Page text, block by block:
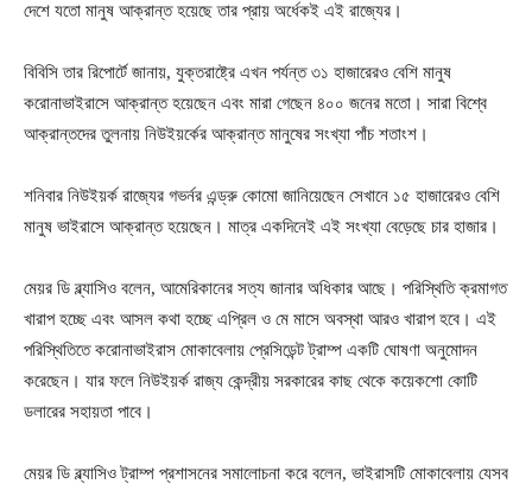
দেশে যতো মানুষ আক্রান্ত হয়েছে তার প্রায় অর্ধেকই এই রাজ্যের।
বিবিসি তার রিপোর্টে জানায়, যুক্তরাষ্ট্রে এখন পর্যন্ত ৩১ হাজারেরও বেশি মানুষ
করোনাভাইরাসে আক্রান্ত হয়েছেন এবং মারা গেছেন ৪০০ জনের মতো। সারা বিশ্বে
আক্রান্তদের তুলনায় নিউইয়র্কের আক্রান্ত মানুষের সংখ্যা পাঁচ শতাংশ।
শনিবার নিউইয়র্ক রাজ্যের গভর্নর এন্ড্রু কোমো জানিয়েছেন সেখানে ১৫ হাজারেরও বেশি
মানুষ ভাইরাসে আক্রান্ত হয়েছেন। মাত্র একদিনেই এই সংখ্যা বেড়েছে চার হাজার।
মেয়র ডি ব্ল্যাসিও বলেন, আমেরিকানের সত্য জানার অধিকার আছে। পরিস্থিতি ক্রমাগত
খারাপ হচ্ছে এবং আসল কথা হচ্ছে এপ্রিল ও মে মাসে অবস্থা আরও খারাপ হবে। এই
পরিস্থিতিতে করোনাভাইরাস মোকাবেলায় প্রেসিডেন্ট ট্রাম্প একটি ঘোষণা অনুমোদন
করেছেন। যার ফলে নিউইয়র্ক রাজ্য কেন্দ্রীয় সরকারের কাছ থেকে কয়েকশো কোটি
ডলারের সহায়তা পাবে।
মেয়র ডি ব্ল্যাসিও ট্রাম্প প্রশাসনের সমালোচনা করে বলেন, ভাইরাসটি মোকাবেলায় যেসব